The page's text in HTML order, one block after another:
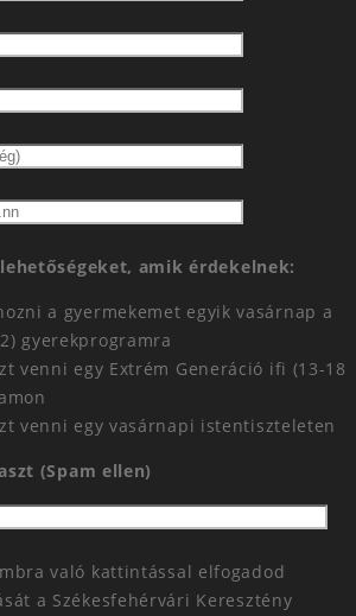
amik érdekelnek:
a gyermekemet egyik vasárnap a
gyerekprogramra
venni egy Extrém Generáció ifi (13-18
venni egy vasárnapi istentiszteleten
(Spam ellen)
való kattintással elfogadod
a Székesfehérvári Keresztény